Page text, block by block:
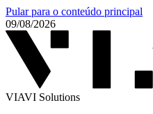
Pular para o conteúdo principal
09/08/2026
VIAVI Solutions